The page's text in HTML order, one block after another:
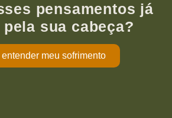
pensamentos já
sua cabeça?
meu sofrimento